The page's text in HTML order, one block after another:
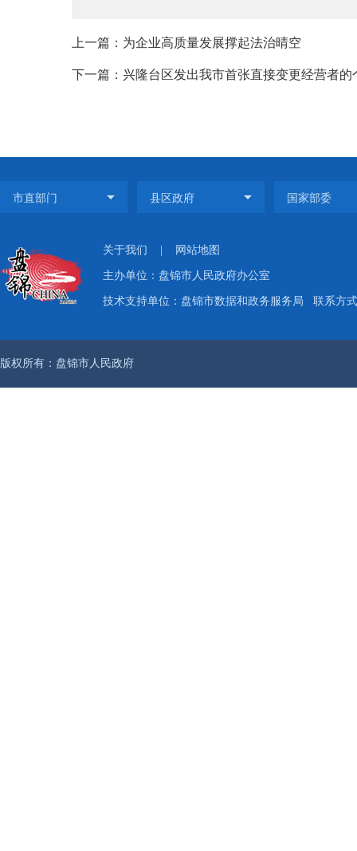
上一篇：为企业高质量发展撑起法治晴空
下一篇：兴隆台区发出我市首张直接变更经营者的
关于我们 网站地图
主办单位：盘锦市人民政府办公室
技术支持单位：盘锦市数据和政务服务局 联系方
版权所有：盘锦市人民政府